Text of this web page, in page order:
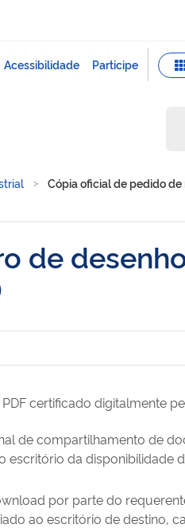
Cópia oficial de pedido
de
certificado digitalmente
de compartilhamento de
escritório da
por parte do
ao escritório de destino,